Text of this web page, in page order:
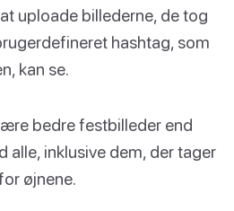
uploade billederne, de tog
hashtag, som
kan se.
bedre festbilleder end
alle, inklusive dem, der tager
øjnene.